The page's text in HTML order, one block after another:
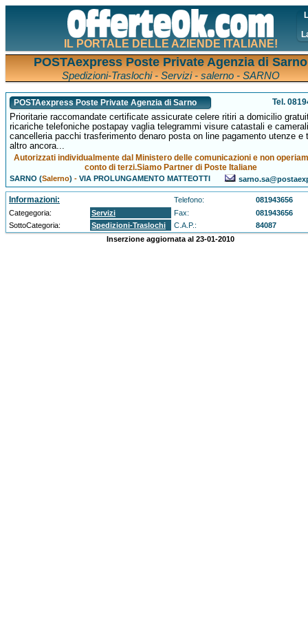
IL PORTALE DELLE AZIENDE ITALIANE!
POSTAexpress Poste Private Agenzia di Sarno
Spedizioni-Traslochi - Servizi - salerno - SARNO
POSTAexpress Poste Private Agenzia di Sarno Tel.
Prioritarie raccomandate certificate assicurate celere ritiri a domicilio
ricariche telefoniche postapay vaglia telegrammi visure catastali e camerali
cancelleria pacchi trasferimento denaro posta on line pagamento utenze e
altro ancora...
Autorizzati individualmente dal Ministero delle comunicazioni e non
conto di terzi.Siamo Partner di Poste Italiane
SARNO (Salerno) -VIA PROLUNGAMENTO MATTEOTTI
Informazioni: Telefono:
081943656
Categegoria:
Servizi Fax:
081943656
SottoCategoria:
Spedizioni-Traslochi C.A.P.:
84087
Inserzione aggiornata al 23-01-2010